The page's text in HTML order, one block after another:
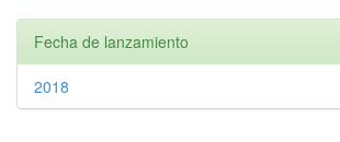
Fecha de lanzamiento
2018